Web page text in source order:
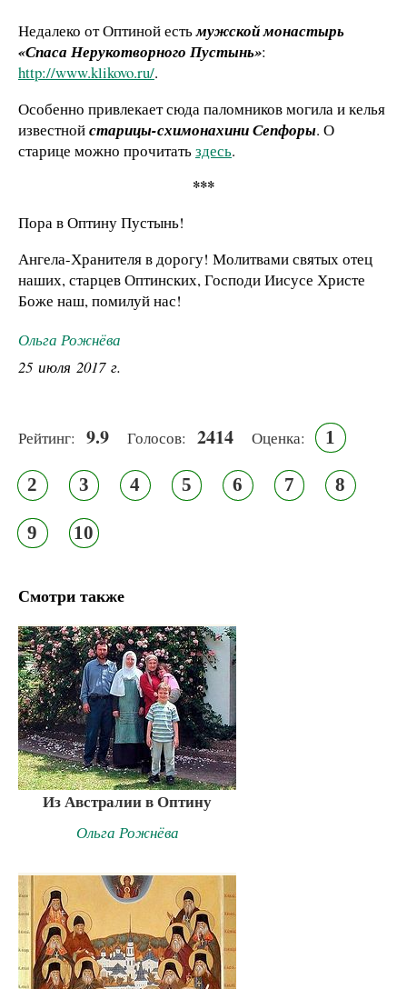
Недалеко от Оптиной естьмужской монастырь
«Спаса Нерукотворного Пустынь»:
http://www.klikovo.ru/.
Особенно привлекает сюда паломников могила и келья
известнойстарицы-схимонахини Сепфоры. О
старице можно прочитатьздесь.
***
Пора в Оптину Пустынь!
Ангела-Хранителя в дорогу! Молитвами святых отец
наших, старцев Оптинских, Господи Иисусе Христе
Боже наш, помилуй нас!
Ольга Рожнёва
25 июля 2017 г.
Рейтинг: 9.9 Голосов: 2414 Оценка: 1
2 3 4 5 6 7 8
9 10
Смотри также
Из Австралии в Оптину
Ольга Рожнёва